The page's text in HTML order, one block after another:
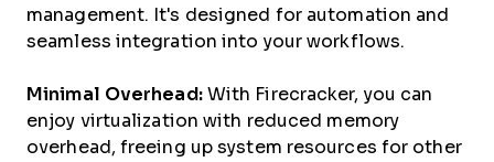
management. It's designed for automation and
seamless integration into your workflows.
Minimal Overhead:With Firecracker, you can
enjoy virtualization with reduced memory
overhead, freeing up system resources for other